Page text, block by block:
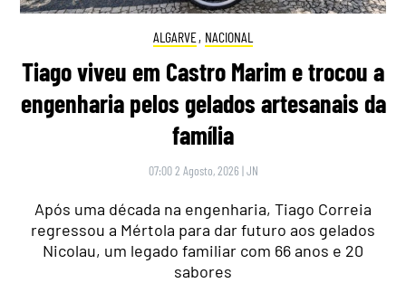
ALGARVE, NACIONAL
Tiago viveu em Castro Marim e trocou a
engenharia pelos gelados artesanais da
família
07:00 2 Agosto, 2026 |JN
Após uma década na engenharia, Tiago Correia
regressou a Mértola para dar futuro aos gelados
Nicolau, um legado familiar com 66 anos e 20
sabores